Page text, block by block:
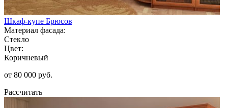
Шкаф-купе Брюсов
Материал фасада:
Стекло
Цвет:
Коричневый
от 80 000 руб.
Рассчитать